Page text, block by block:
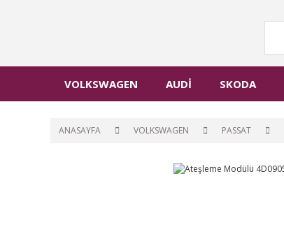
VOLKSWAGEN AUDİ SKODA
ANASAYFA VOLKSWAGEN PASSAT